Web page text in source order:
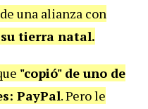
una alianza con
tierra natal.
"copió" de uno de
PayPal. Pero le